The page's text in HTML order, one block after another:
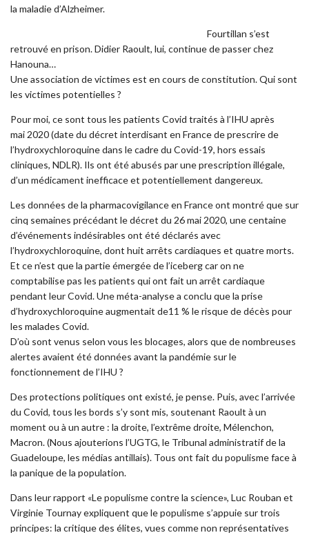
la maladie d’Alzheimer.
Fourtillan s’est
retrouvé en prison. Didier Raoult, lui, continue de passer chez
Hanouna…
Une association de victimes est en cours de constitution. Qui sont
les victimes potentielles ?
Pour moi, ce sont tous les patients Covid traités à l’IHU après
mai 2020 (date du décret interdisant en France de prescrire de
l’hydroxychloroquine dans le cadre du Covid-19, hors essais
cliniques, NDLR). Ils ont été abusés par une prescription illégale,
d’un médicament inefficace et potentiellement dangereux.
Les données de la pharmacovigilance en France ont montré que sur
cinq semaines précédant le décret du 26 mai 2020, une centaine
d’événements indésirables ont été déclarés avec
l’hydroxychloroquine, dont huit arrêts cardiaques et quatre morts.
Et ce n’est que la partie émergée de l’iceberg car on ne
comptabilise pas les patients qui ont fait un arrêt cardiaque
pendant leur Covid. Une méta-analyse a conclu que la prise
d’hydroxychloroquine augmentait de11 % le risque de décès pour
les malades Covid.
D’où sont venus selon vous les blocages, alors que de nombreuses
alertes avaient été données avant la pandémie sur le
fonctionnement de l’IHU ?
Des protections politiques ont existé, je pense. Puis, avec l’arrivée
du Covid, tous les bords s’y sont mis, soutenant Raoult à un
moment ou à un autre : la droite, l’extrême droite, Mélenchon,
Macron. (Nous ajouterions l’UGTG, le Tribunal administratif de la
Guadeloupe, les médias antillais). Tous ont fait du populisme face à
la panique de la population.
Dans leur rapport «Le populisme contre la science», Luc Rouban et
Virginie Tournay expliquent que le populisme s’appuie sur trois
principes: la critique des élites, vues comme non représentatives